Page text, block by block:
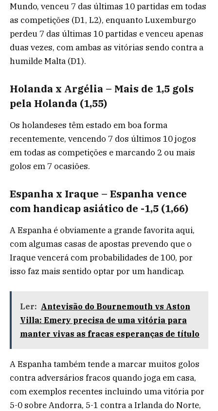
Mundo, venceu 7 das últimas 10 partidas em todas
as competições (D1, L2), enquanto Luxemburgo
perdeu 7 das últimas 10 partidas e venceu apenas
duas vezes, com ambas as vitórias sendo contra a
humilde Malta (D1).
Holanda x Argélia – Mais de 1,5 gols
pela Holanda (1,55)
Os holandeses têm estado em boa forma
recentemente, vencendo 7 dos últimos 10 jogos
em todas as competições e marcando 2 ou mais
golos em 7 ocasiões.
Espanha x Iraque – Espanha vence
com handicap asiático de -1,5 (1,66)
A Espanha é obviamente a grande favorita aqui,
com algumas casas de apostas prevendo que o
Iraque vencerá com probabilidades de 100, por
isso faz mais sentido optar por um handicap.
Ler: Antevisão do Bournemouth vs Aston
Villa: Emery precisa de uma vitória para
manter vivas as fracas esperanças de título
A Espanha também tende a marcar muitos golos
contra adversários fracos quando joga em casa,
com exemplos recentes incluindo uma vitória por
5-0 sobre Andorra, 5-1 contra a Irlanda do Norte,